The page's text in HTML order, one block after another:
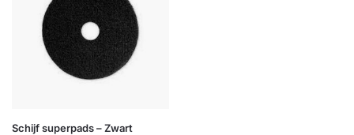
Schijf superpads – Zwart